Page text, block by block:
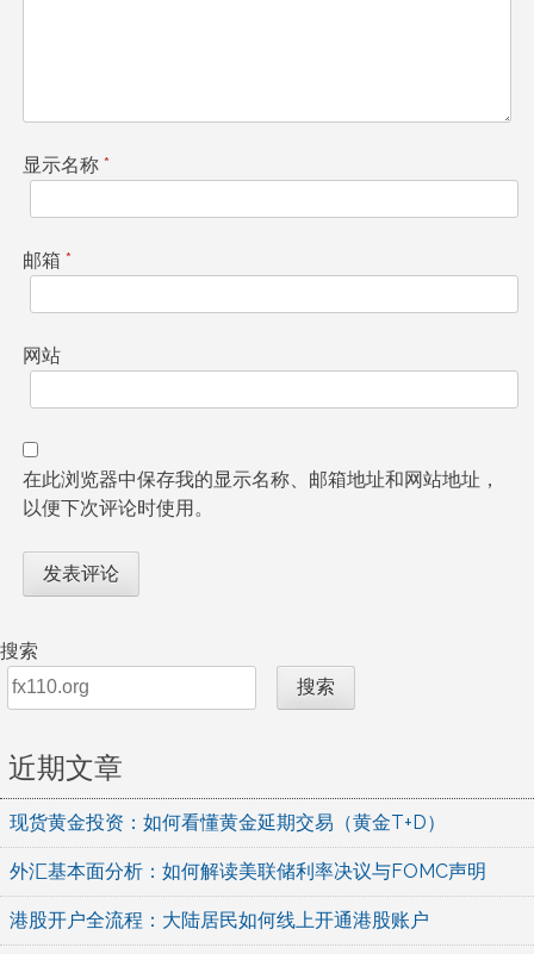
显示名称 *
邮箱 *
网站
在此浏览器中保存我的显示名称、邮箱地址和网站地址，
以便下次评论时使用。
搜索
搜索
近期文章
现货黄金投资：如何看懂黄金延期交易（黄金T+D）
外汇基本面分析：如何解读美联储利率决议与FOMC声明
港股开户全流程：大陆居民如何线上开通港股账户